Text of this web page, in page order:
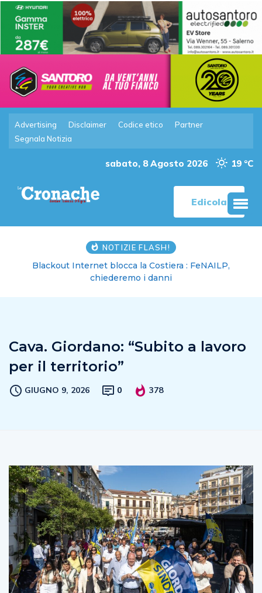
Advertising Disclaimer Codice etico
Partner
Segnala Notizia
sabato, 8 Agosto 2026 19 °C
Edicola
NOTIZIE FLASH!
Blackout Internet blocca la Costiera : FeNAILP,
chiederemo i danni
Cava. Giordano: “Subito a lavoro
per il territorio”
GIUGNO 9, 2026 0 378